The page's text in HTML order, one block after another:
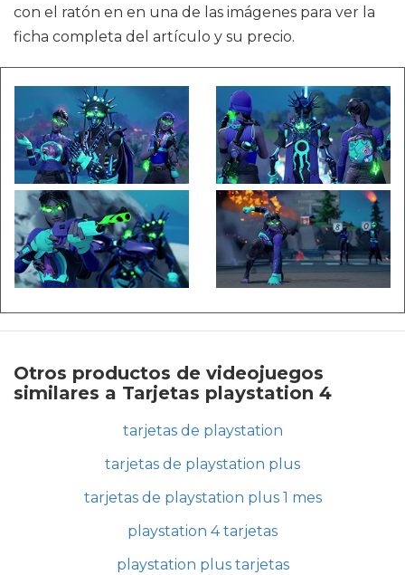
con el ratón en en una de las imágenes para ver la
ficha completa del artículo y su precio.
Otros productos de videojuegos
similares a Tarjetas playstation 4
tarjetas de playstation
tarjetas de playstation plus
tarjetas de playstation plus 1 mes
playstation 4 tarjetas
playstation plus tarjetas